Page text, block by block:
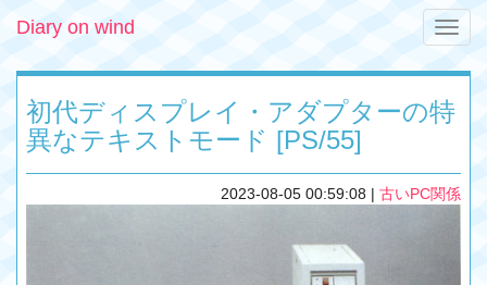
Toggle
Diary on wind
初代ディスプレイ・アダプターの特
異なテキストモード [PS/55]
2023-08-05 00:59:08 | 古いPC関係